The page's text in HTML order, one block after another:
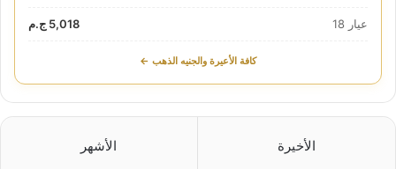
عيار 18 5,018 ج.م
كافة الأعيرة والجنيه الذهب ←
الأخيرة الأشهر